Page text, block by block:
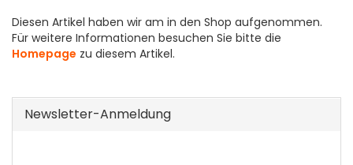
Diesen Artikel haben wir am in den Shop aufgenommen.
Für weitere Informationen besuchen Sie bitte die
Homepage zu diesem Artikel.
Newsletter-Anmeldung